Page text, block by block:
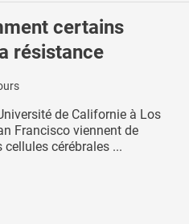
certains
résistance
de Californie à Los
Francisco viennent de
cérébrales ...